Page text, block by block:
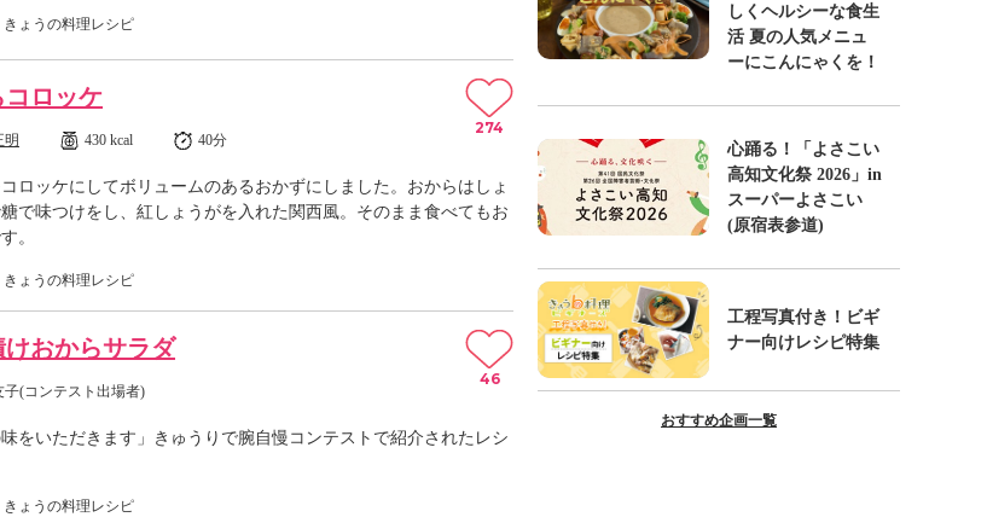
きょうの料理レシピ
コロッケ
明 430 kcal 40分
ロッケにしてボリュームのあるおかずにしました。おからはしょ
で味つけをし、紅しょうがを入れた関西風。そのまま食べてもお
。
きょうの料理レシピ
274
けおからサラダ
子(コンテスト出場者)
味をいただきます」きゅうりで腕自慢コンテストで紹介されたレシ
きょうの料理レシピ
46
しくヘルシーな食生
活 夏の人気メニュ
ーにこんにゃくを！
心踊る！「よさこい
高知文化祭 2026」in
スーパーよさこい
(原宿表参道)
工程写真付き！ビギ
ナー向けレシピ特集
おすすめ企画一覧